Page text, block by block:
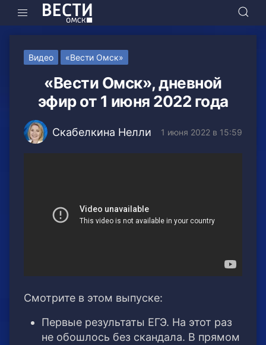
Видео «Вести Омск»
«Вести Омск», дневной
эфир от 1 июня 2022 года
Скабелкина Нелли 1 июня 2022 в 15:59
Смотрите в этом выпуске:
Первые результаты ЕГЭ. На этот раз
не обошлось без скандала. В прямом